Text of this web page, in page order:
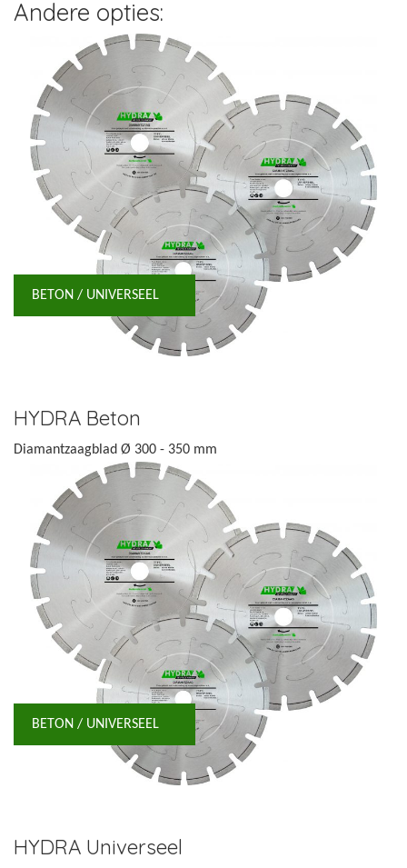
Andere opties:
BETON / UNIVERSEEL
HYDRA Beton
Diamantzaagblad Ø 300 - 350 mm
BETON / UNIVERSEEL
HYDRA Universeel